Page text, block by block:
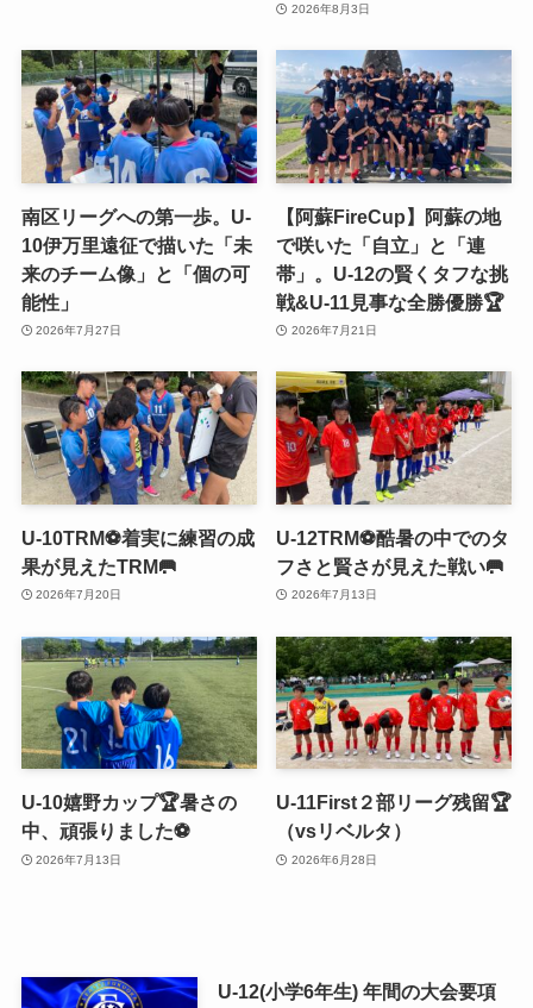
2026年8月3日
南区リーグへの第一歩。U-
10伊万里遠征で描いた「未
来のチーム像」と「個の可
能性」
2026年7月27日
【阿蘇FireCup】阿蘇の地
で咲いた「自立」と「連
帯」。U-12の賢くタフな挑
戦&U-11見事な全勝優勝🏆
2026年7月21日
U-10TRM⚽️着実に練習の成
果が見えたTRM🥅
2026年7月20日
U-12TRM⚽️酷暑の中でのタ
フさと賢さが見えた戦い🥅
2026年7月13日
U-10嬉野カップ🏆暑さの
中、頑張りました⚽️
2026年7月13日
U-11First２部リーグ残留🏆
（vsリベルタ）
2026年6月28日
U-12(小学6年生) 年間の大会要項